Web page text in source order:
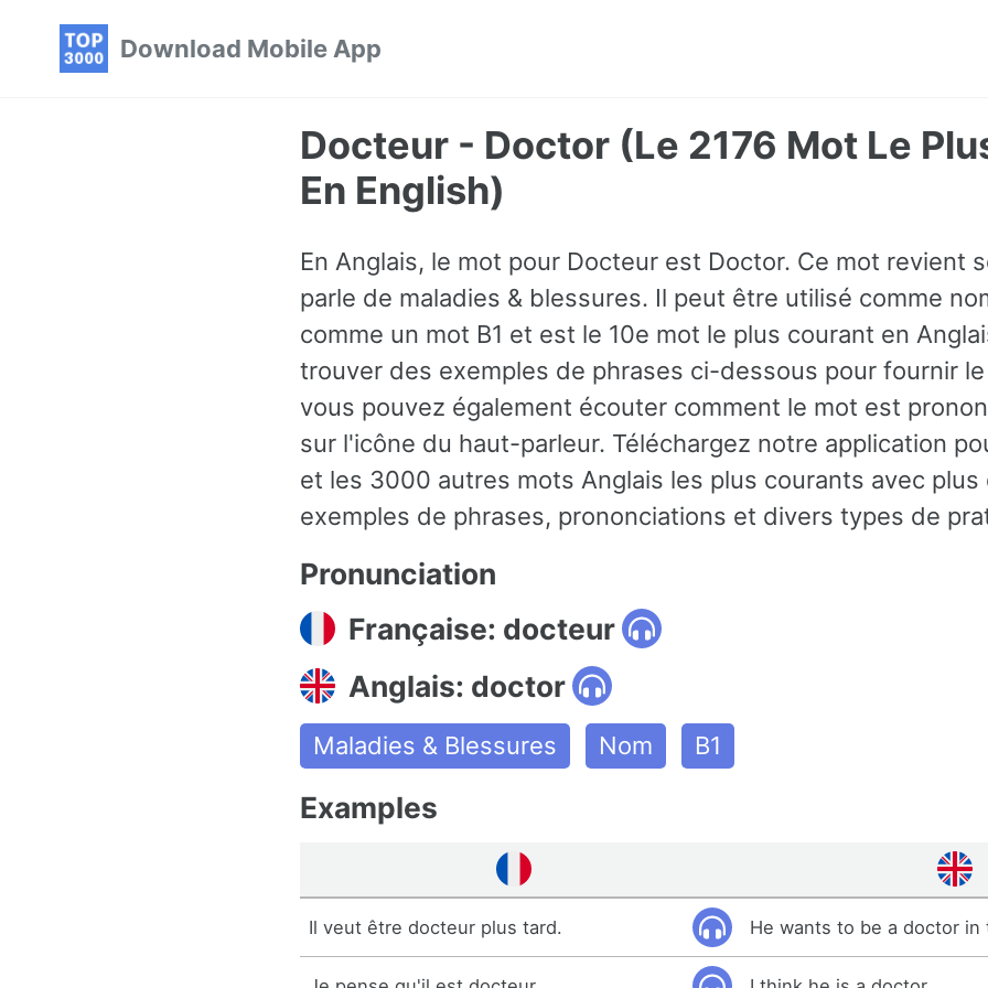
Download Mobile App
Docteur - Doctor (Le 2176 Mot Le
En English)
En Anglais, le mot pour Docteur est Doctor. Ce mot revient
parle de maladies & blessures. Il peut être utilisé comme
comme un mot B1 et est le 10e mot le plus courant en
trouver des exemples de phrases ci-dessous pour fournir
vous pouvez également écouter comment le mot est
sur l'icône du haut-parleur. Téléchargez notre application
et les 3000 autres mots Anglais les plus courants avec
exemples de phrases, prononciations et divers types de
Pronunciation
Française: docteur
Anglais: doctor
Maladies & Blessures Nom B1
Examples
Il veut être docteur plus tard. He wants to be a doctor in